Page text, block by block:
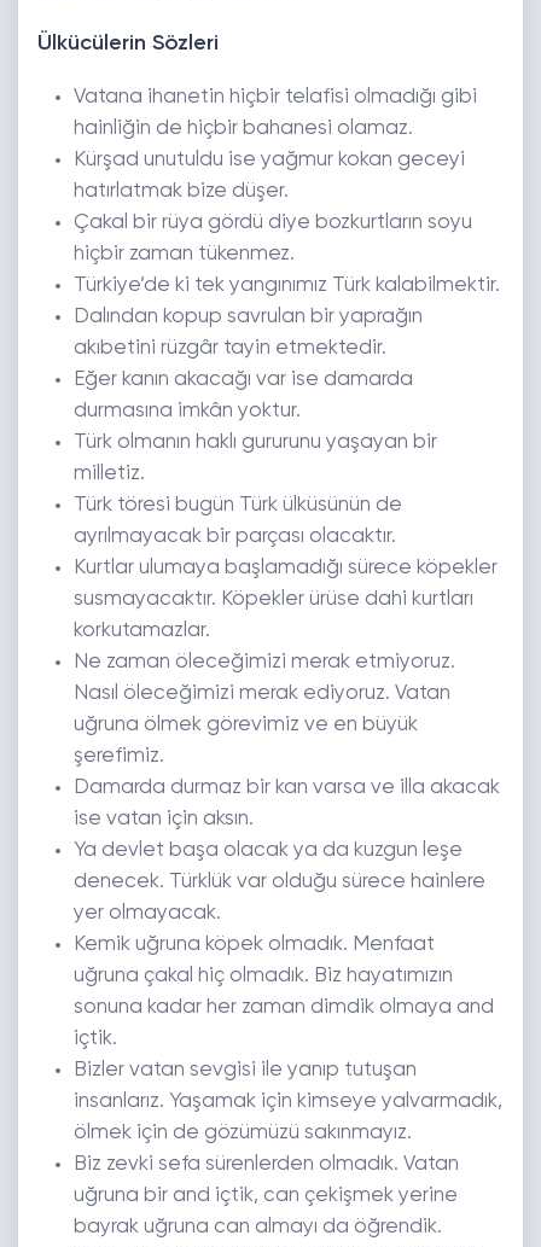
Ülkücülerin Sözleri
Vatana ihanetin hiçbir telafisi olmadığı gibi
hainliğin de hiçbir bahanesi olamaz.
Kürşad unutuldu ise yağmur kokan geceyi
hatırlatmak bize düşer.
Çakal bir rüya gördü diye bozkurtların soyu
hiçbir zaman tükenmez.
Türkiye’de ki tek yangınımız Türk kalabilmektir.
Dalından kopup savrulan bir yaprağın
akıbetini rüzgâr tayin etmektedir.
Eğer kanın akacağı var ise damarda
durmasına imkân yoktur.
Türk olmanın haklı gururunu yaşayan bir
milletiz.
Türk töresi bugün Türk ülküsünün de
ayrılmayacak bir parçası olacaktır.
Kurtlar ulumaya başlamadığı sürece köpekler
susmayacaktır. Köpekler ürüse dahi kurtları
korkutamazlar.
Ne zaman öleceğimizi merak etmiyoruz.
Nasıl öleceğimizi merak ediyoruz. Vatan
uğruna ölmek görevimiz ve en büyük
şerefimiz.
Damarda durmaz bir kan varsa ve illa akacak
ise vatan için aksın.
Ya devlet başa olacak ya da kuzgun leşe
denecek. Türklük var olduğu sürece hainlere
yer olmayacak.
Kemik uğruna köpek olmadık. Menfaat
uğruna çakal hiç olmadık. Biz hayatımızın
sonuna kadar her zaman dimdik olmaya and
içtik.
Bizler vatan sevgisi ile yanıp tutuşan
insanlarız. Yaşamak için kimseye yalvarmadık,
ölmek için de gözümüzü sakınmayız.
Biz zevki sefa sürenlerden olmadık. Vatan
uğruna bir and içtik, can çekişmek yerine
bayrak uğruna can almayı da öğrendik.